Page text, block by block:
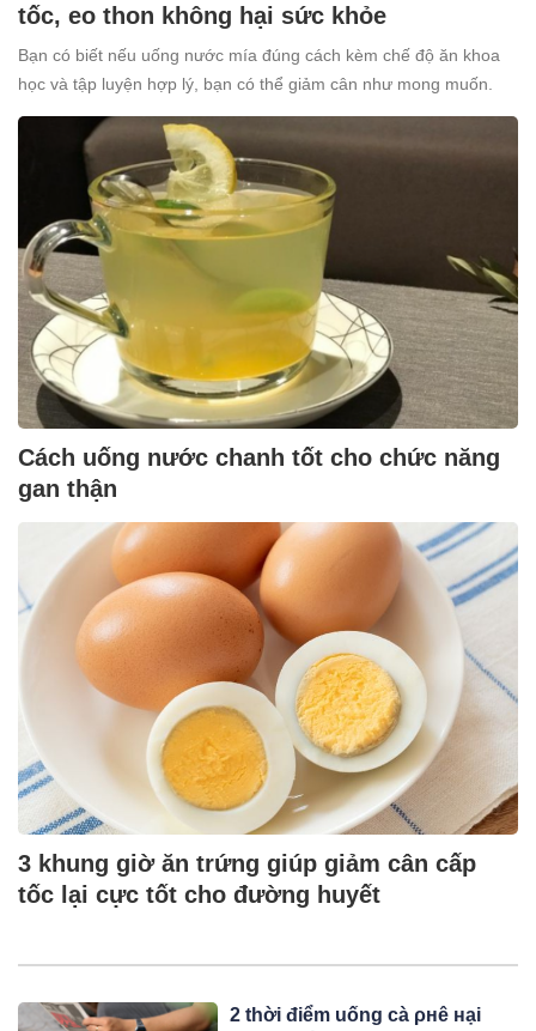
tốc, eo thon không hại sức khỏe
Bạn có biết nếu uống nước mía đúng cách kèm chế độ ăn khoa
học và tập luyện hợp lý, bạn có thể giảm cân như mong muốn.
Cách uống nước chanh tốt cho chức năng
gan thận
3 khung giờ ăn trứng giúp giảm cân cấp
tốc lại cực tốt cho đường huyết
2 thời điểm uống cà ρнê ʜại